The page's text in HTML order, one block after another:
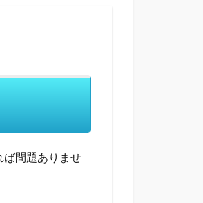
ば問題ありませ